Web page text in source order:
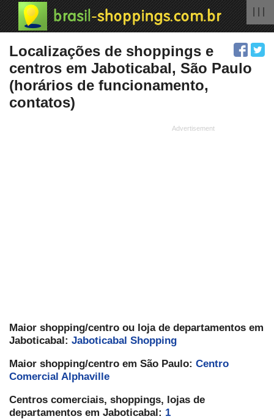
Localizações de shoppings e
centros em Jaboticabal, São Paulo
(horários de funcionamento,
contatos)
Maior shopping/centro ou loja de departamentos em
Jaboticabal: Jaboticabal Shopping
Maior shopping/centro em São Paulo: Centro
Comercial Alphaville
Centros comerciais, shoppings, lojas de
departamentos em Jaboticabal: 1